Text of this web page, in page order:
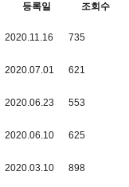
등록일 조회수
2020.11.16 735
2020.07.01 621
2020.06.23 553
2020.06.10 625
2020.03.10 898